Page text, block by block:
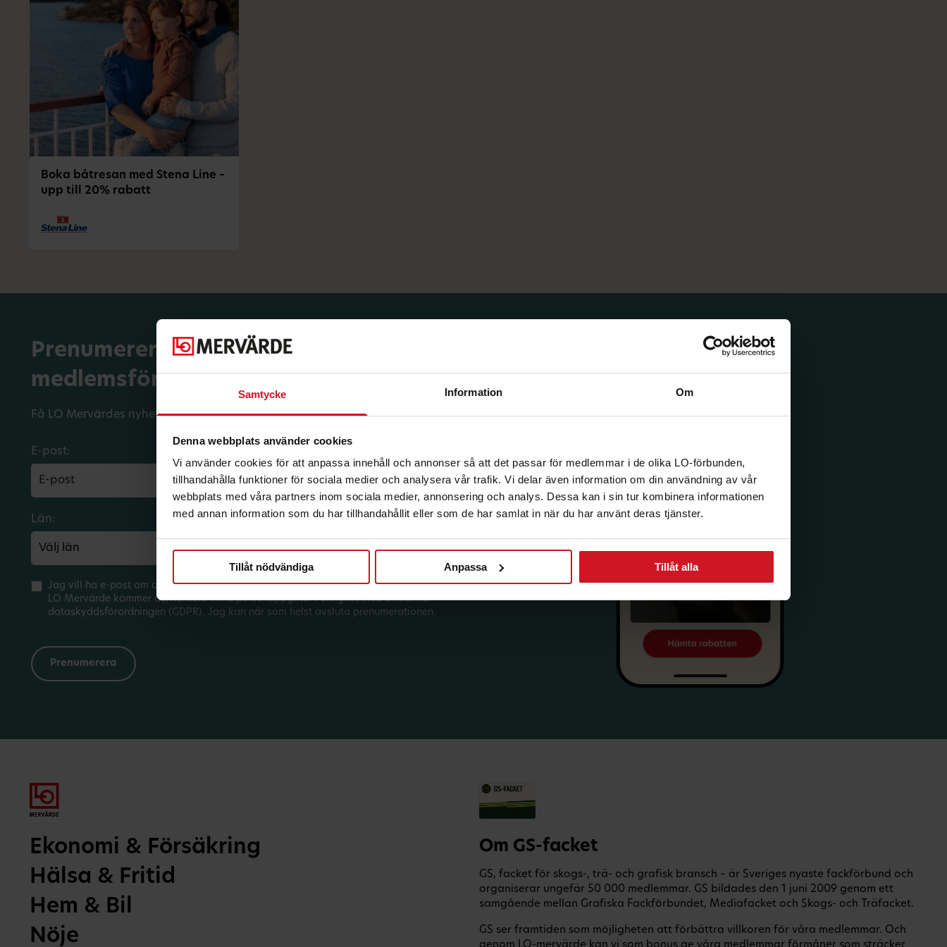
Samtycke Information Om
Denna webbplats använder cookies
Vi använder cookies för att anpassa innehåll och annonser så att det passar för medlemmar i de olika LO-förbunden,
tillhandahålla funktioner för sociala medier och analysera vår trafik. Vi delar även information om din användning av vår
webbplats med våra partners inom sociala medier, annonsering och analys. Dessa kan i sin tur kombinera informationen
med annan information som du har tillhandahållit eller som de har samlat in när du har använt deras tjänster.
Tillåt nödvändiga Anpassa Tillåt alla
Boka båtresan med Stena Line –
upp till 20% rabatt
Prenumerera på dina
medlemsförmåner.
Få LO Mervärdes nyhetsbrev varje månad till din inkorg.
E-post:
Län: Förbund:
Jag vill ha e-post om aktuella erbjudanden och medlemsförmåner från LO Mervärde.
LO Mervärde kommer att hantera mina personuppgifter i enlighet med allmänna
dataskyddsförordningen (GDPR). Jag kan när som helst avsluta prenumerationen.
Ekonomi & Försäkring
Hälsa & Fritid
Hem & Bil
Nöje
Om GS-facket
GS, facket för skogs-, trä- och grafisk bransch – är Sveriges nyaste fackförbund och
organiserar ungefär 50 000 medlemmar. GS bildades den 1 juni 2009 genom ett
samgående mellan Grafiska Fackförbundet, Mediafacket och Skogs- och Träfacket.
GS ser framtiden som möjligheten att förbättra villkoren för våra medlemmar. Och